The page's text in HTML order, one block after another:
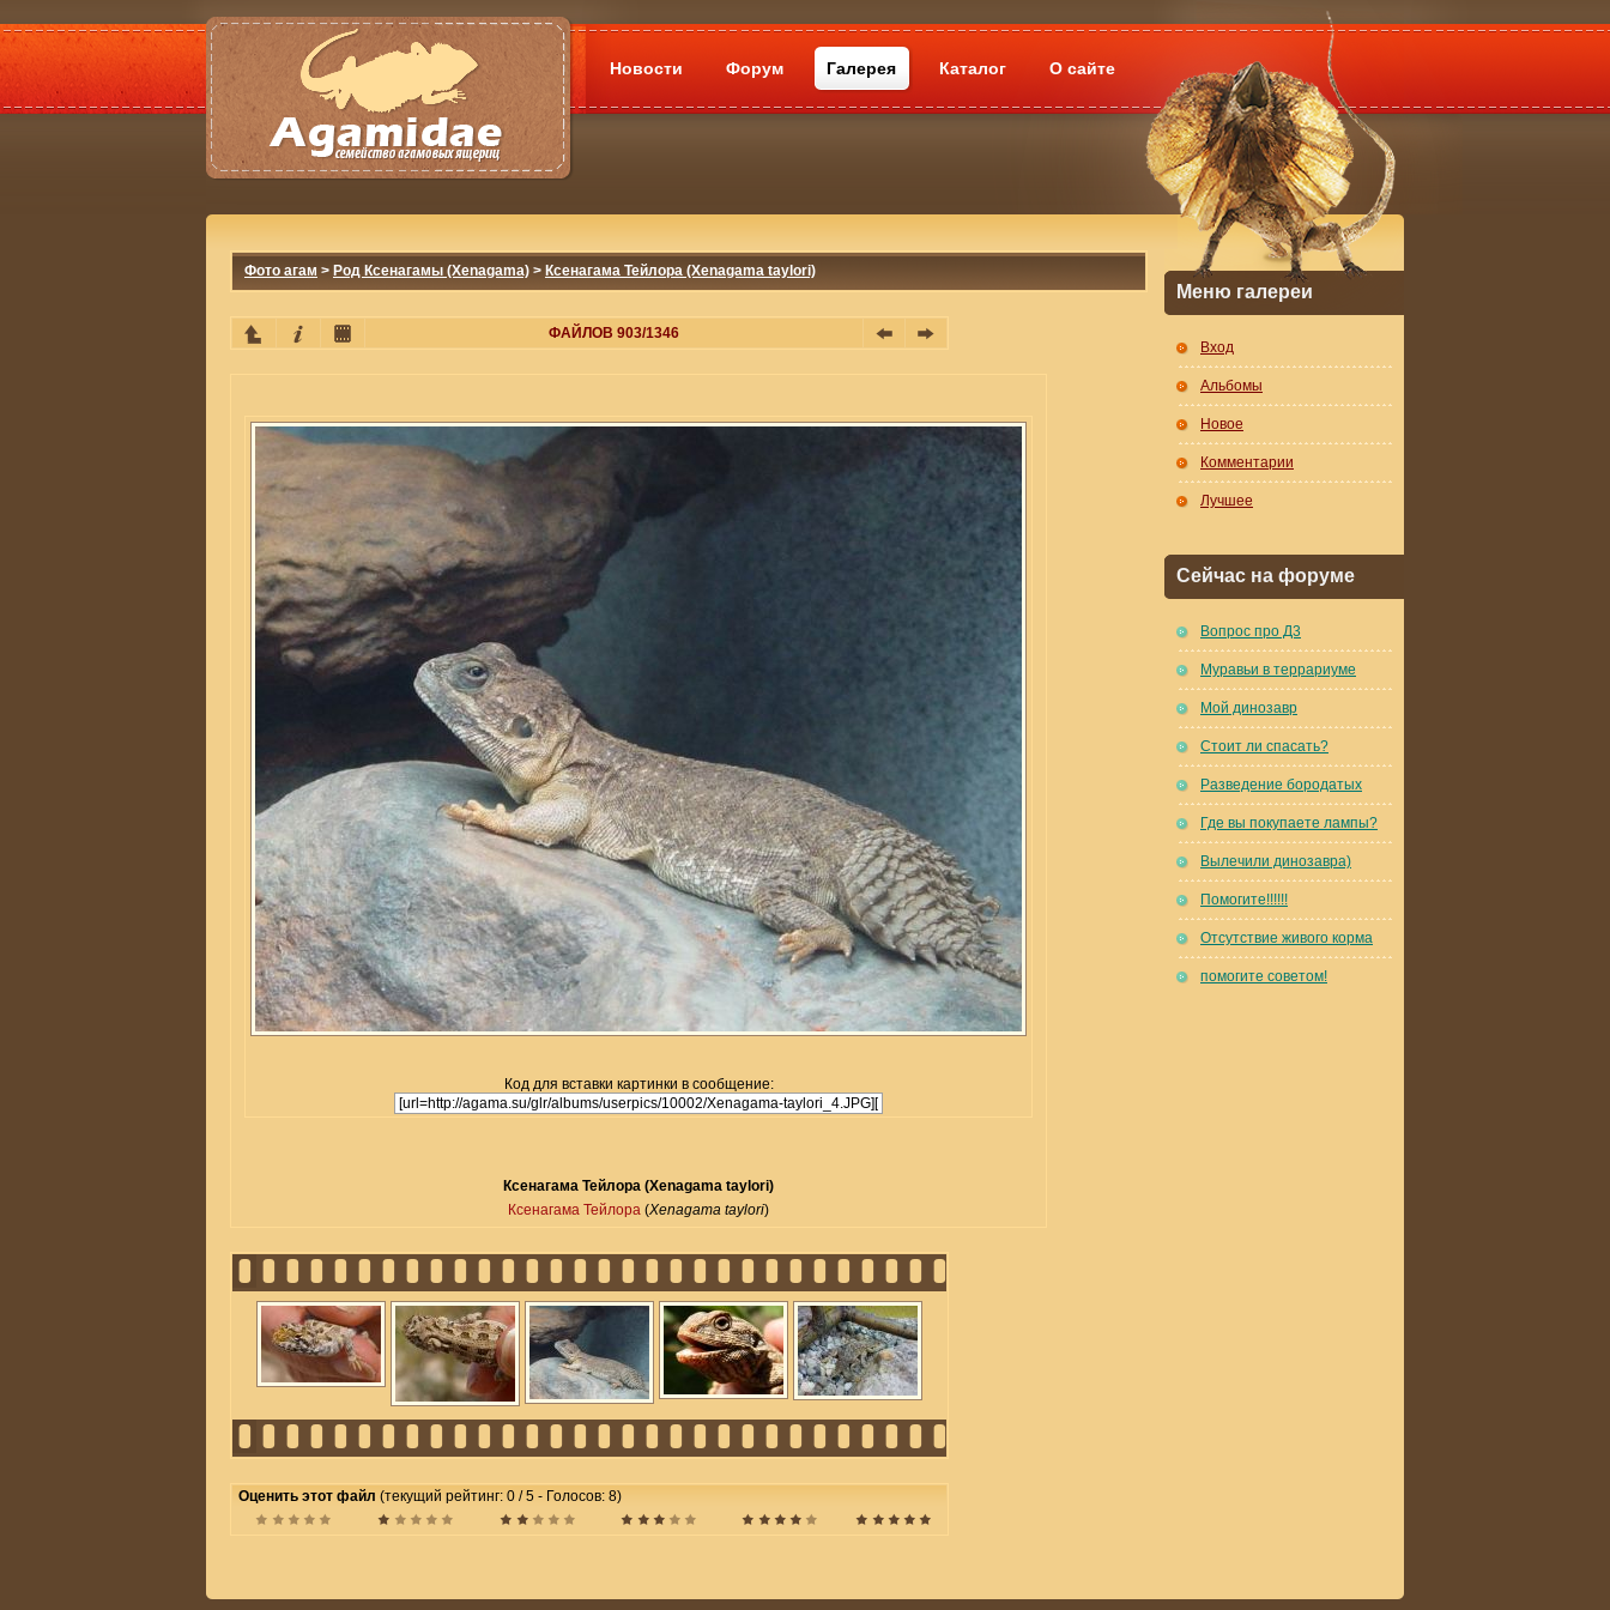
Новости Форум Галерея Каталог О сайте
Фото агам > Род Ксенагамы (Xenagama) > Ксенагама Тейлора (Xenagama taylori)
ФАЙЛОВ 903/1346
Код для вставки картинки в сообщение:
Ксенагама Тейлора (Xenagama taylori)
Ксенагама Тейлора (Xenagama taylori)
Оценить этот файл (текущий рейтинг: 0 / 5 - Голосов: 8)
Меню галереи
Вход
Альбомы
Новое
Комментарии
Лучшее
Сейчас на форуме
Вопрос про Д3
Муравьи в террариуме
Мой динозавр
Стоит ли спасать?
Разведение бородатых
Где вы покупаете лампы?
Вылечили динозавра)
Помогите!!!!!!
Отсутствие живого корма
помогите советом!